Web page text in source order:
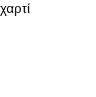
χαρτί